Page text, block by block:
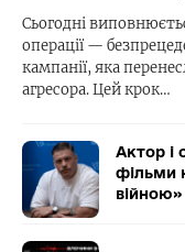
Сьогодні
операції —
кампанії, яка
агресора. Цей крок…
Актор і
фільми
війною»